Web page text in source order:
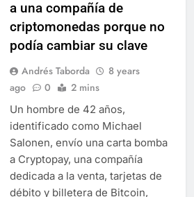
a una compañía de
criptomonedas porque no
podía cambiar su clave
Andrés Taborda
8 years
ago
0 2 mins
Un hombre de 42 años,
identificado como Michael
Salonen, envío una carta bomba
a Cryptopay, una compañía
dedicada a la venta, tarjetas de
débito y billetera de Bitcoin,